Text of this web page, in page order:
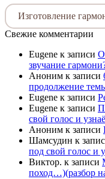
Изготовление
Свежие комментарии
Eugene к записи
звучание
Аноним к записи
продолжение
Eugene к записи
Eugene к записи
свой голос и
Аноним к записи
Шамсудин к
под свой голос и
Виктор. к записи
поход…)(разбор